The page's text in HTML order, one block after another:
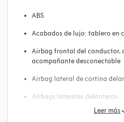
ABS
Acabados de lujo: tablero en
Airbag frontal del conductor,
acompañante desconectable
Airbag lateral de cortina
Airbags laterales delanteros
Aire acondicionado bizona
Leer más